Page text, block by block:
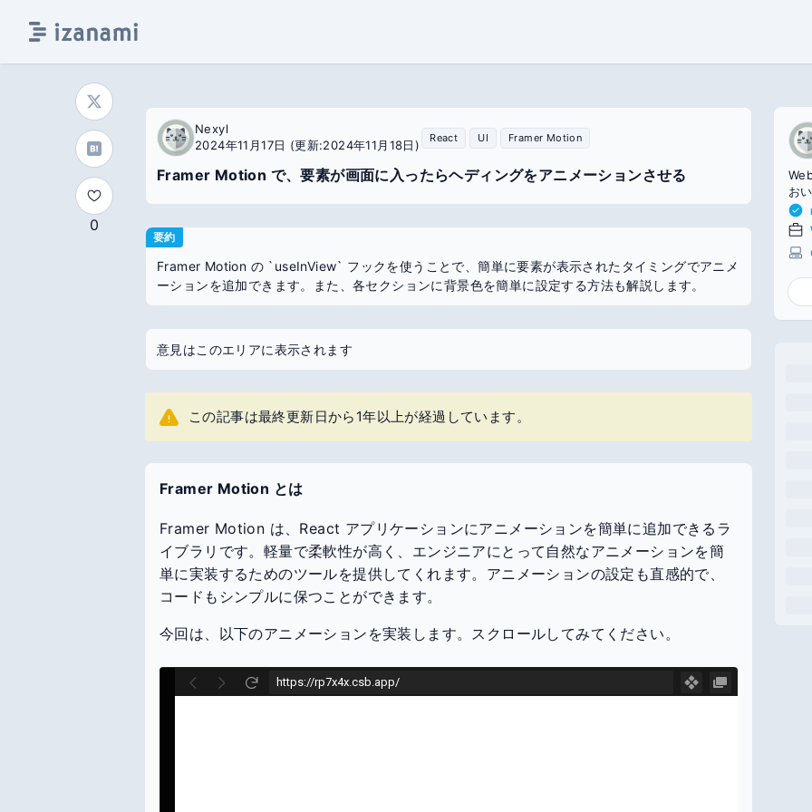
0
Nexyl
2024年11月17日 (更新:2024年11月18日) React UI Framer Motion
Framer Motion で、要素が画面に入ったらヘディングをアニメーションさせる
要約
Framer Motion の `useInView` フックを使うことで、簡単に要素が表示されたタイミングでアニメ
ーションを追加できます。また、各セクションに背景色を簡単に設定する方法も解説します。
意見はこのエリアに表示されます
この記事は最終更新日から1年以上が経過しています。
Framer Motion とは
Framer Motion は、React アプリケーションにアニメーションを簡単に追加できるラ
イブラリです。軽量で柔軟性が高く、エンジニアにとって自然なアニメーションを簡
単に実装するためのツールを提供してくれます。アニメーションの設定も直感的で、
コードもシンプルに保つことができます。
今回は、以下のアニメーションを実装します。スクロールしてみてください。
お